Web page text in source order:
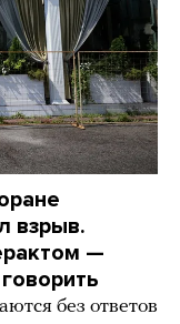
взрыв.
—
без ответов